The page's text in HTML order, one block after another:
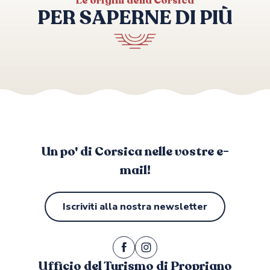
PER SAPERNE DI PIÙ
Un po' di Corsica nelle vostre e-
mail!
Iscriviti alla nostra newsletter
Ufficio del Turismo di Propriano